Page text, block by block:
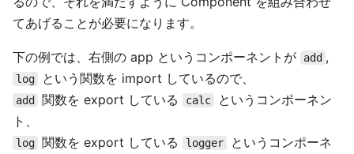
てあげることが必要になります。
下の例では、右側の app というコンポーネントが add ,
log という関数を import しているので、
add 関数を export している calc
というコンポーネン
ト、
log 関数を export している logger
というコンポーネ